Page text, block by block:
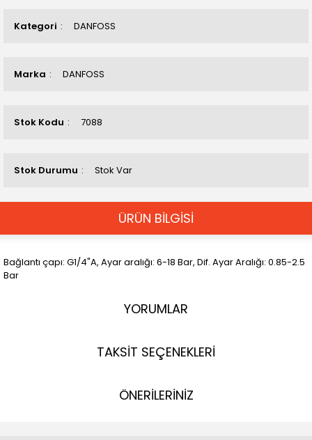
Kategori DANFOSS
Marka DANFOSS
Stok Kodu 7088
Stok Durumu Stok Var
ÜRÜN BİLGİSİ
Bağlantı çapı: G1/4"A, Ayar aralığı: 6-18 Bar, Dif. Ayar Aralığı: 0.85-2.5
Bar
YORUMLAR
TAKSİT SEÇENEKLERİ
ÖNERİLERİNİZ